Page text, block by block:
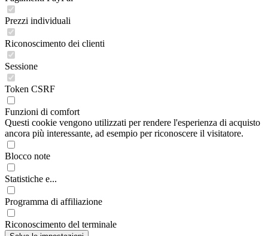
Prezzi individuali
Riconoscimento dei clienti
Sessione
Token CSRF
Funzioni di comfort
Questi cookie vengono utilizzati per rendere l'esperienza di acquisto
ancora più interessante, ad esempio per riconoscere il visitatore.
Blocco note
Statistiche e...
Programma di affiliazione
Riconoscimento del terminale